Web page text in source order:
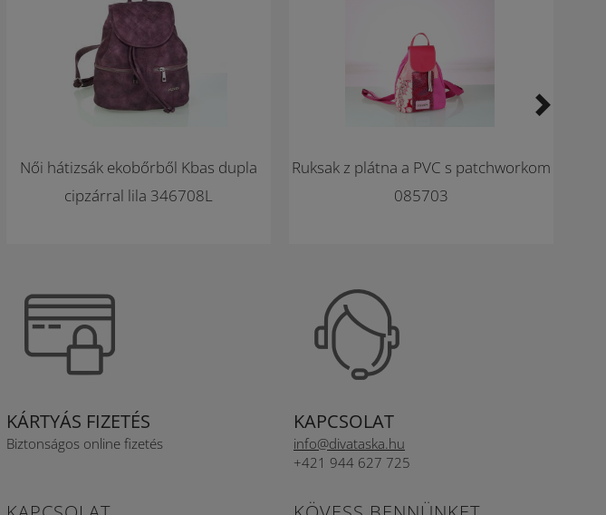
Női hátizsák ekobőrből Kbas dupla
cipzárral lila 346708L
Ruksak z plátna a PVC s patchworkom
085703
KÁRTYÁS FIZETÉS
Biztonságos online fizetés
KAPCSOLAT
info@divataska.hu
+421 944 627 725